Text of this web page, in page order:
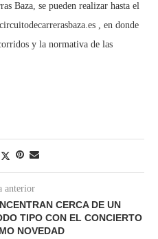
Baza, se pueden realizar hasta el
, en donde
y la normativa de las
anterior
CERCA DE UN
TIPO CON EL CONCIERTO
NOVEDAD